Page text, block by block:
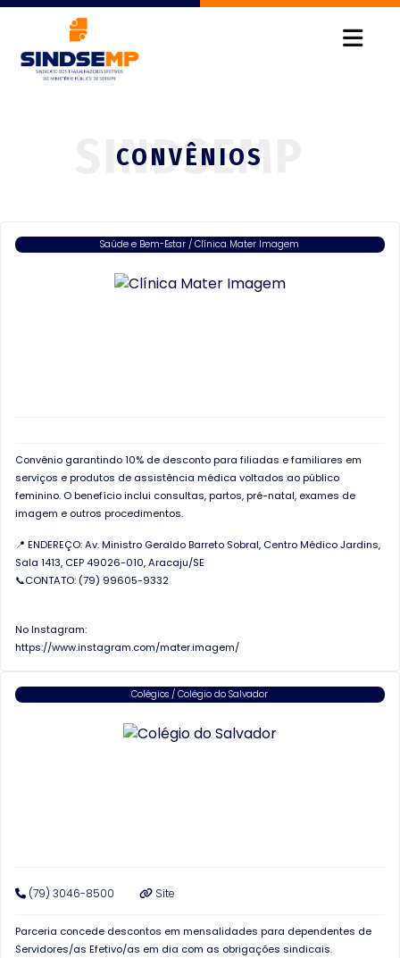
CONVÊNIOS
Saúde e Bem-Estar / Clínica Mater Imagem
Convênio garantindo 10% de desconto para filiadas e familiares em
serviços e produtos de assistência médica voltados ao público
feminino. O benefício inclui consultas, partos, pré-natal, exames de
imagem e outros procedimentos.
📍 ENDEREÇO: Av. Ministro Geraldo Barreto Sobral, Centro Médico Jardins,
Sala 1413, CEP 49026-010, Aracaju/SE
📞CONTATO: (79) 99605-9332
No Instagram:
https://www.instagram.com/mater.imagem/
Colégios / Colégio do Salvador
(79) 3046-8500 Site
Parceria concede descontos em mensalidades para dependentes de
Servidores/as Efetivo/as em dia com as obrigações sindicais.